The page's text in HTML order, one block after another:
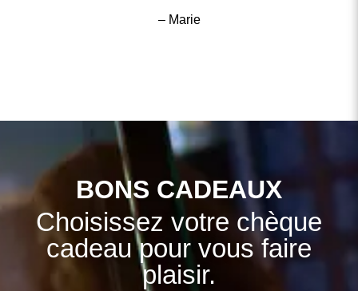
– Marie
BONS CADEAUX
Choisissez votre chèque
cadeau pour vous faire
plaisir.